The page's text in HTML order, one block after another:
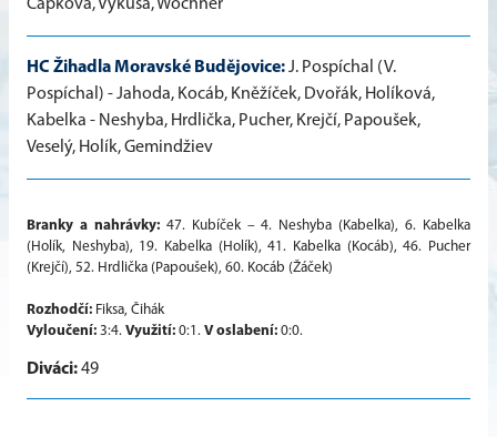
Čapková, Vykusa, Wochner
HC Žihadla Moravské Budějovice:J. Pospíchal (V.
Pospíchal) - Jahoda, Kocáb, Kněžíček, Dvořák, Holíková,
Kabelka - Neshyba, Hrdlička, Pucher, Krejčí, Papoušek,
Veselý, Holík, Gemindžiev
Branky a nahrávky:47. Kubíček – 4. Neshyba (Kabelka), 6. Kabelka
(Holík, Neshyba), 19. Kabelka (Holík), 41. Kabelka (Kocáb), 46. Pucher
(Krejčí), 52. Hrdlička (Papoušek), 60. Kocáb (Žáček)
Rozhodčí: Fiksa, Čihák
Vyloučení: 3:4. Využití: 0:1. V oslabení: 0:0.
Diváci:49